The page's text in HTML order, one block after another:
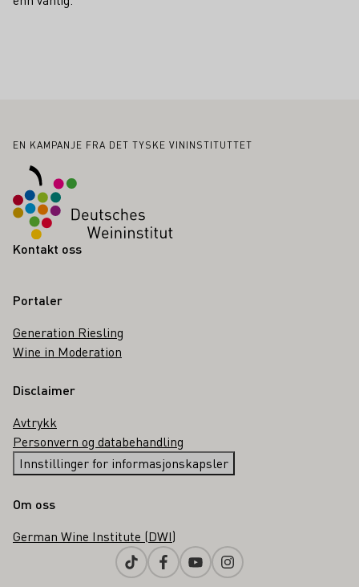
Bunntekst
EN KAMPANJE FRA DET TYSKE VININSTITUTTET
Kontakt oss
Portaler
Generation Riesling
Wine in Moderation
Disclaimer
Avtrykk
Personvern og databehandling
Innstillinger for informasjonskapsler
Om oss
German Wine Institute (DWI)
TiktokFacebookYoutubeInstagram